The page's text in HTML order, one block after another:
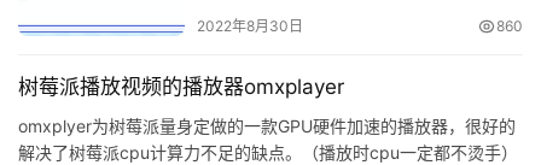
2022年8月30日 860
树莓派播放视频的播放器omxplayer
omxplyer为树莓派量身定做的一款GPU硬件加速的播放器，很好的
解决了树莓派cpu计算力不足的缺点。（播放时cpu一定都不烫手）